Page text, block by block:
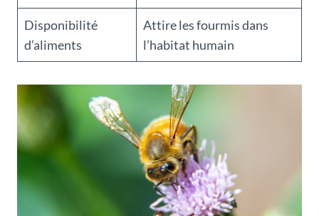
Disponibilité
d’aliments
Attire les fourmis dans
l’habitat humain